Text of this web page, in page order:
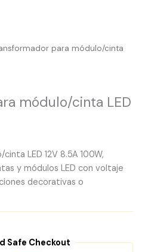
para módulo/cinta
módulo/cinta LED
LED 12V 8.5A 100W,
y módulos LED con voltaje
decorativas o
Safe Checkout